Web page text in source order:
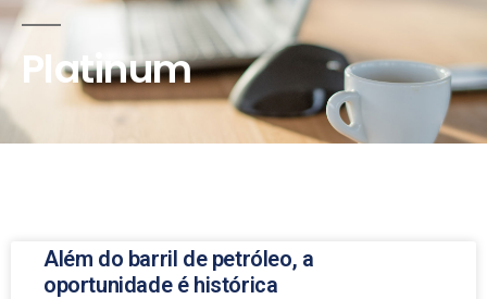
Platinum
Além do barril de petróleo, a
oportunidade é histórica